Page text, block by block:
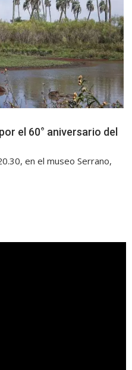
el 60° aniversario del
en el museo Serrano,